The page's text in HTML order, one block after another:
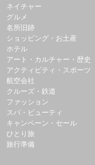
ネイチャー
グルメ
名所旧跡
ショッピング・お土産
ホテル
アート・カルチャー・歴史
アクティビティ・スポーツ
航空会社
クルーズ・鉄道
ファッション
スパ・ビューティ
キャンペーン・セール
ひとり旅
旅行準備